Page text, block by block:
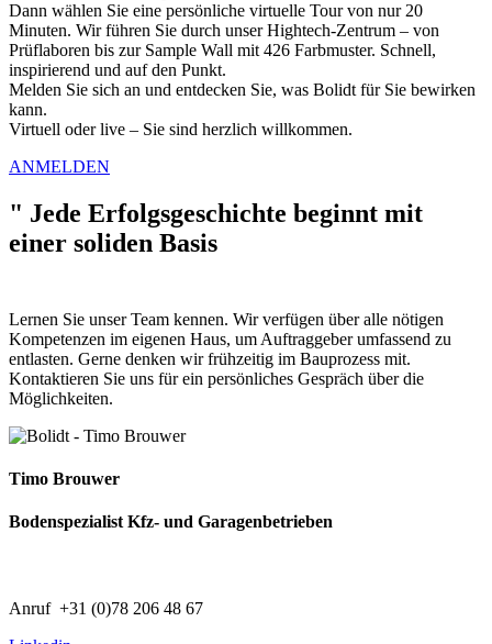
Dann wählen Sie eine persönliche virtuelle Tour von nur 20
Minuten. Wir führen Sie durch unser Hightech-Zentrum – von
Prüflaboren bis zur Sample Wall mit 426 Farbmuster. Schnell,
inspirierend und auf den Punkt.
Melden Sie sich an und entdecken Sie, was Bolidt für Sie bewirken
kann.
Virtuell oder live – Sie sind herzlich willkommen.
ANMELDEN
" Jede Erfolgsgeschichte beginnt mit
einer soliden Basis
Lernen Sie unser Team kennen. Wir verfügen über alle nötigen
Kompetenzen im eigenen Haus, um Auftraggeber umfassend zu
entlasten. Gerne denken wir frühzeitig im Bauprozess mit.
Kontaktieren Sie uns für ein persönliches Gespräch über die
Möglichkeiten.
Timo Brouwer
Bodenspezialist Kfz- und Garagenbetrieben
Anruf +31 (0)78 206 48 67